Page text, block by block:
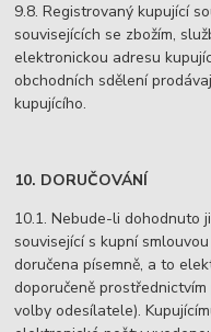
9.8. Registrovaný kupující
souvisejících se zbožím,
elektronickou adresu
obchodních sdělení
kupujícího.
10. DORUČOVÁNÍ
10.1. Nebude-li dohodnuto
související s kupní
doručena písemně, a to
doporučeně
volby odesílatele).